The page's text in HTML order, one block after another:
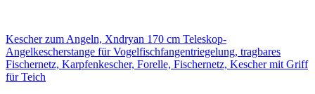
Kescher zum Angeln, Xndryan 170 cm Teleskop-
Angelkescherstange für Vogelfischfangentriegelung, tragbares
Fischernetz, Karpfenkescher, Forelle, Fischernetz, Kescher mit Griff
für Teich